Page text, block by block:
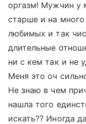
оргазм! Мужчин у
старше и на
любимых и так
длительные
ни с кем так и не
Меня это оч
Не знаю в чем
нашла того
искать?? Иногда